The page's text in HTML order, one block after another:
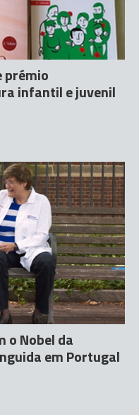
prémio
infantil e juvenil
o Nobel da
em Portugal